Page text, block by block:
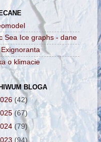
Sea Ice graphs - dane
Exignoranta
o klimacie
BLOGA
(42)
(67)
(79)
(94)